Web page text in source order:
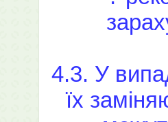
4.3. У
їх